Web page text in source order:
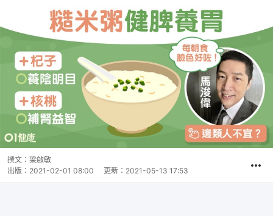
撰文： 梁啟敏
出版： 2021-02-01 08:00 更新： 2021-05-13 17:53